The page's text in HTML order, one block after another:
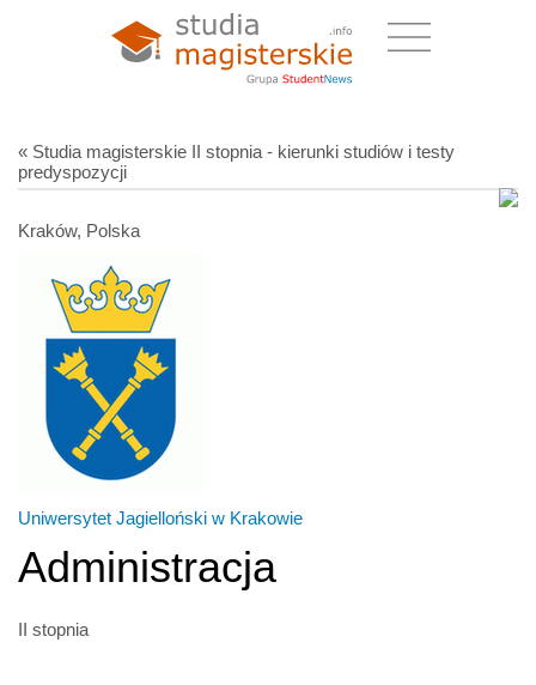
« Studia magisterskie II stopnia - kierunki studiów i testy
predyspozycji
Kraków, Polska
Uniwersytet Jagielloński w Krakowie
Administracja
II stopnia